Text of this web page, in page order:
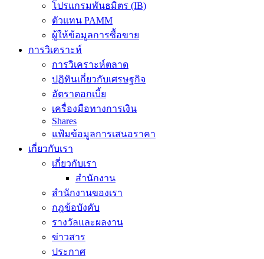
โปรแกรมพันธมิตร (IB)
ตัวแทน PAMM
ผู้ให้ข้อมูลการซื้อขาย
การวิเคราะห์
การวิเคราะห์ตลาด
ปฏิทินเกี่ยวกับเศรษฐกิจ
อัตราดอกเบี้ย
เครื่องมือทางการเงิน
Shares
แฟ้มข้อมูลการเสนอราคา
เกี่ยวกับเรา
เกี่ยวกับเรา
สำนักงาน
สำนักงานของเรา
กฎข้อบังคับ
รางวัลและผลงาน
ข่าวสาร
ประกาศ